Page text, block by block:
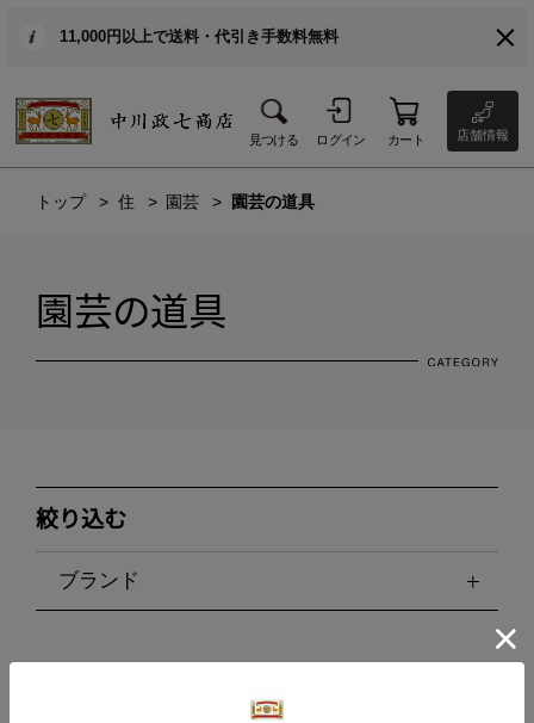
11,000円以上で送料・代引き手数料無料
見つける ログイン カート 店舗情報
トップ 住 園芸 園芸の道具
園芸の道具
絞り込む
ブランド